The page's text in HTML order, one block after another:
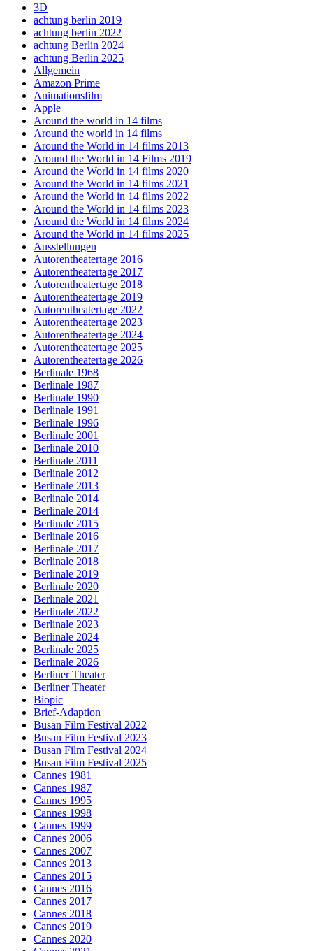
3D
achtung berlin 2019
achtung berlin 2022
achtung Berlin 2024
achtung Berlin 2025
Allgemein
Amazon Prime
Animationsfilm
Apple+
Around the world in 14 films
Around the world in 14 films
Around the World in 14 films 2013
Around the World in 14 Films 2019
Around the World in 14 films 2020
Around the World in 14 films 2021
Around the World in 14 films 2022
Around the World in 14 films 2023
Around the World in 14 films 2024
Around the World in 14 films 2025
Ausstellungen
Autorentheatertage 2016
Autorentheatertage 2017
Autorentheatertage 2018
Autorentheatertage 2019
Autorentheatertage 2022
Autorentheatertage 2023
Autorentheatertage 2024
Autorentheatertage 2025
Autorentheatertage 2026
Berlinale 1968
Berlinale 1987
Berlinale 1990
Berlinale 1991
Berlinale 1996
Berlinale 2001
Berlinale 2010
Berlinale 2011
Berlinale 2012
Berlinale 2013
Berlinale 2014
Berlinale 2014
Berlinale 2015
Berlinale 2016
Berlinale 2017
Berlinale 2018
Berlinale 2019
Berlinale 2020
Berlinale 2021
Berlinale 2022
Berlinale 2023
Berlinale 2024
Berlinale 2025
Berlinale 2026
Berliner Theater
Berliner Theater
Biopic
Brief-Adaption
Busan Film Festival 2022
Busan Film Festival 2023
Busan Film Festival 2024
Busan Film Festival 2025
Cannes 1981
Cannes 1987
Cannes 1995
Cannes 1998
Cannes 1999
Cannes 2006
Cannes 2007
Cannes 2013
Cannes 2015
Cannes 2016
Cannes 2017
Cannes 2018
Cannes 2019
Cannes 2020